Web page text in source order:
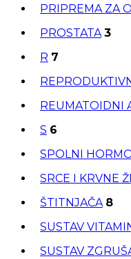
PRIPREMA ZA
PROSTATA 3
R 7
REUMATOIDNI
S 6
SPOLNI
SRCE I KRVNE
ŠTITNJAČA 8
SUSTAV
SUSTAV